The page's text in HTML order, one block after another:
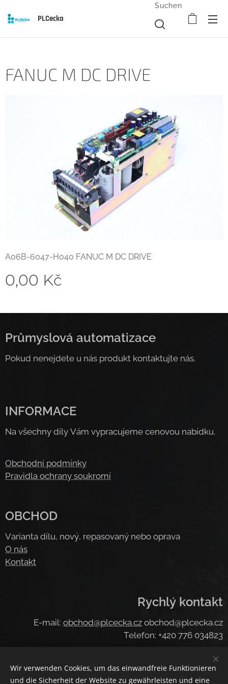
PLCecka
Suchen
FANUC M DC DRIVE
A06B-6047-H040 FANUC M DC DRIVE
0,00 Kč
Průmyslová automatizace
Pokud nenejdete u nás produkt kontaktujte nás.
INFORMACE
Na všechny díly Vám vypracujeme cenovou nabídku.
Obchodní podmínky
Pravidla ochrany soukromí
OBCHOD
Varianta dílu, nový, repasovaný nebo oprava
O nás
Kontakt
Rychlý kontakt
E-mail: obchod@plcecka.cz obchod@plcecka.cz
Telefon: +420 776 034823
Cookies
Wir verwenden Cookies, um das einwandfreie Funktionieren
und die Sicherheit der Website zu gewährleisten und eine